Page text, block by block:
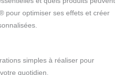
pour optimiser ses effets et créer
simples à réaliser pour
quotidien.